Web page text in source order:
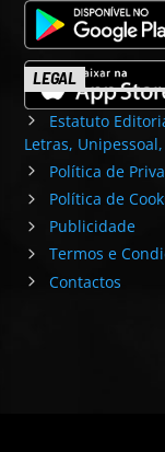
LEGAL
Estatuto
Letras,
Política de
Política de
Publicidade
Termos e
Contactos